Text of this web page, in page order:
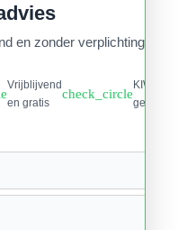
en zonder verplichtingen.
Vrijblijvend
en gratis
check_circle
KIWA